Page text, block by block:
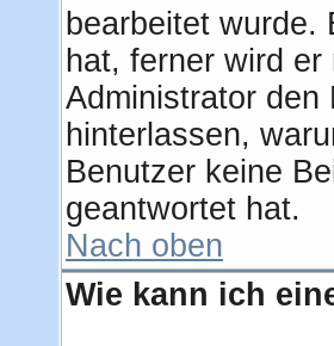
bearbeitet wurde.
hat, ferner wird
Administrator den
hinterlassen,
Benutzer keine
geantwortet hat.
Nach oben
Wie kann ich